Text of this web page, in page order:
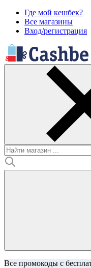
Где мой кешбек?
Все магазины
Вход/регистрация
Все промокоды с